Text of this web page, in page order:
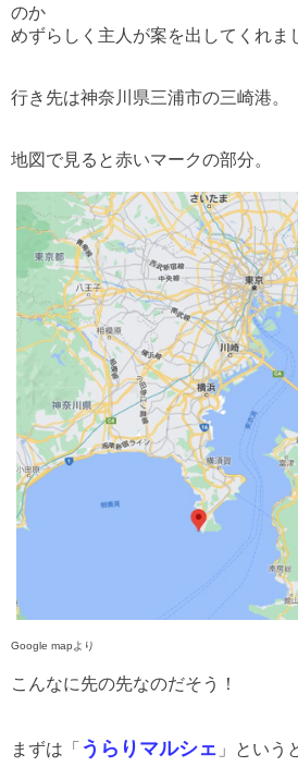
のか
めずらしく主人が案を出してくれま
行き先は神奈川県三浦市の三崎港。
地図で見ると赤いマークの部分。
Google mapより
こんなに先の先なのだそう！
まずは「 うらりマルシェ 」という